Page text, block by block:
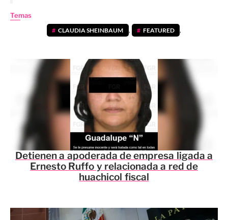
Temas
CLAUDIA SHEINBAUM , FEATURED ,
Detienen a apoderada de empresa ligada a
Ernesto Ruffo y relacionada a red de
huachicol fiscal